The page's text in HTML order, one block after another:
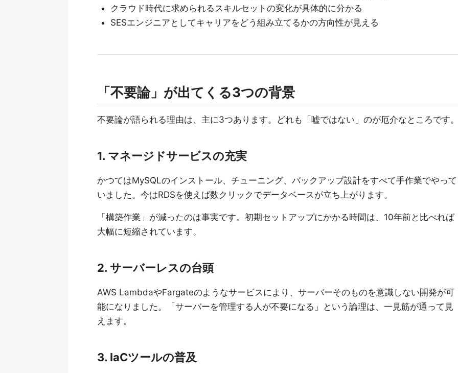
クラウド時代に求められるスキルセットの変化が具体的に分かる
SESエンジニアとしてキャリアをどう組み立てるかの方向性が見える
「不要論」が出てくる3つの背景
不要論が語られる理由は、主に3つあります。どれも「嘘ではない」のが厄介なところです
1. マネージドサービスの充実
かつてはMySQLのインストール、チューニング、バックアップ設計をすべて手作業でやって
いました。今はRDSを使えば数クリックでデータベースが立ち上がります。
「構築作業」が減ったのは事実です。初期セットアップにかかる時間は、10年前と比べれば
大幅に短縮されています。
2. サーバーレスの台頭
AWS LambdaやFargateのようなサービスにより、サーバーそのものを意識しない開発が可
能になりました。「サーバーを管理する人が不要になる」という論理は、一見筋が通って見
えます。
3. IaCツールの普及